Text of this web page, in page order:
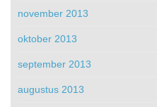
november 2013
oktober 2013
september 2013
augustus 2013